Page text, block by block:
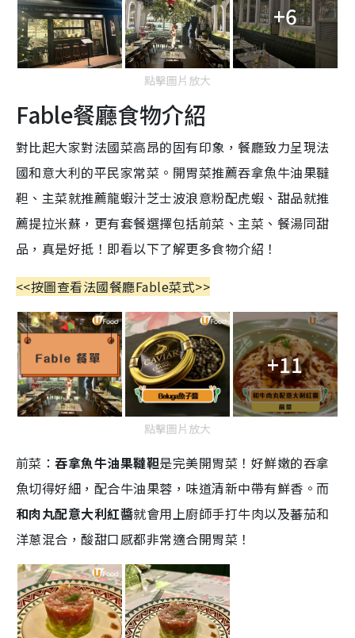
+6
點擊圖片放大
Fable餐廳食物介紹
對比起大家對法國菜高昂的固有印象，餐廳致力呈現法
國和意大利的平民家常菜。開胃菜推薦吞拿魚牛油果韃
靼、主菜就推薦龍蝦汁芝士波浪意粉配虎蝦、甜品就推
薦提拉米蘇，更有套餐選擇包括前菜、主菜、餐湯同甜
品，真是好抵！即看以下了解更多食物介紹！
<<按圖查看法國餐廳Fable菜式>>
+11
點擊圖片放大
前菜：吞拿魚牛油果韃靼是完美開胃菜！好鮮嫩的吞拿
魚切得好細，配合牛油果蓉，味道清新中帶有鮮香。而
和肉丸配意大利紅醬就會用上廚師手打牛肉以及蕃茄和
洋蔥混合，酸甜口感都非常適合開胃菜！